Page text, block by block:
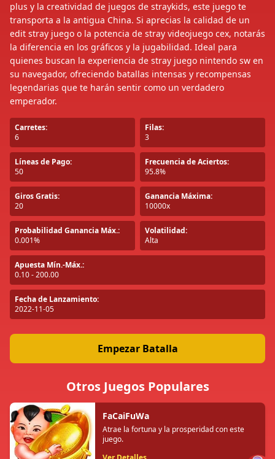
plus y la creatividad de juegos de straykids, este juego te
transporta a la antigua China. Si aprecias la calidad de un
edit stray juego o la potencia de stray videojuego cex, notarás
la diferencia en los gráficos y la jugabilidad. Ideal para
quienes buscan la experiencia de stray juego nintendo sw en
su navegador, ofreciendo batallas intensas y recompensas
legendarias que te harán sentir como un verdadero
emperador.
Carretes:
6
Filas:
3
Líneas de Pago:
50
Frecuencia de Aciertos:
95.8%
Giros Gratis:
20
Ganancia Máxima:
10000x
Probabilidad Ganancia Máx.:
0.001%
Volatilidad:
Alta
Apuesta Mín.-Máx.:
0.10 - 200.00
Fecha de Lanzamiento:
2022-11-05
Empezar Batalla
Otros Juegos Populares
FaCaiFuWa
Atrae la fortuna y la prosperidad con este
juego.